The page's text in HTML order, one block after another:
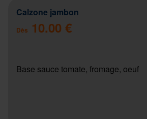
Calzone jambon
Dès 10.00 €
Base sauce tomate, fromage, oeuf